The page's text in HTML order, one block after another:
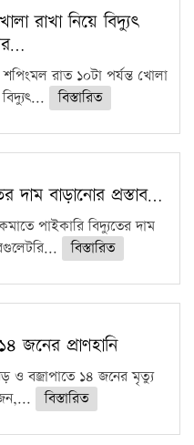
রাখা নিয়ে বিদ্যুৎ
রাত ১০টা পর্যন্ত খোলা
বিস্তারিত
দাম বাড়ানোর প্রস্তাব…
পাইকারি বিদ্যুতের দাম
বিস্তারিত
জনের প্রাণহানি
ও বজ্রাপাতে ১৪ জনের মৃত্যু
বিস্তারিত